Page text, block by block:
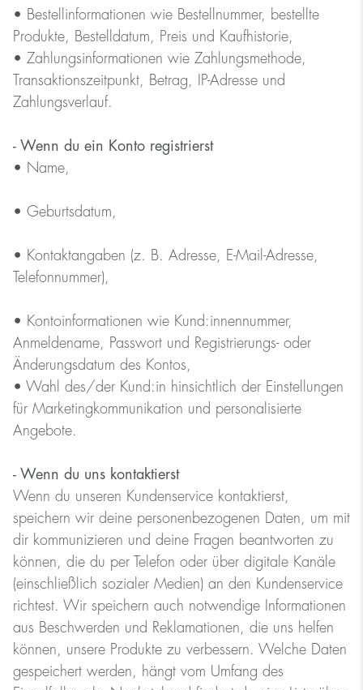
• Bestellinformationen wie Bestellnummer, bestellte
Produkte, Bestelldatum, Preis und Kaufhistorie,
• Zahlungsinformationen wie Zahlungsmethode,
Transaktionszeitpunkt, Betrag, IP-Adresse und
Zahlungsverlauf.
- Wenn du ein Konto registrierst
• Name,
• Geburtsdatum,
• Kontaktangaben (z. B. Adresse, E-Mail-Adresse,
Telefonnummer),
• Kontoinformationen wie Kund:innennummer,
Anmeldename, Passwort und Registrierungs- oder
Änderungsdatum des Kontos,
• Wahl des/der Kund:in hinsichtlich der Einstellungen
für Marketingkommunikation und personalisierte
Angebote.
- Wenn du uns kontaktierst
Wenn du unseren Kundenservice kontaktierst,
speichern wir deine personenbezogenen Daten, um mit
dir kommunizieren und deine Fragen beantworten zu
können, die du per Telefon oder über digitale Kanäle
(einschließlich sozialer Medien) an den Kundenservice
richtest. Wir speichern auch notwendige Informationen
aus Beschwerden und Reklamationen, die uns helfen
können, unsere Produkte zu verbessern. Welche Daten
gespeichert werden, hängt vom Umfang des